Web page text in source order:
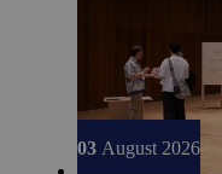
03 August 2026